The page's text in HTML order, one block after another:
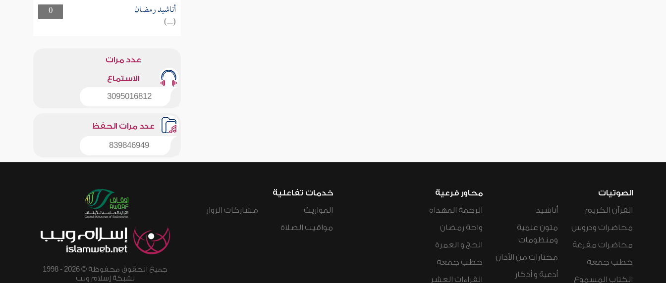
0
أناشيد رمضان
(...)
عدد مرات
الاستماع
3095016812
عدد مرات الحفظ
839846949
الصوتيات
القرآن الكريم
محاضرات ودروس
محاضرات مفرغة
خطب جمعة
الكتاب المسموع
أناشيد
متون علمية
ومنظومات
مختارات من الأذان
أدعية و أذكار
محاور فرعية
الرحمة المهداة
واحة رمضان
الحج و العمرة
خطب جمعة
القراءات العشر
خدمات تفاعلية
المواريث
مواقيت الصلاة
مشاركات الزوار
جميع الحقوق محفوظة © 2026 - 1998
لشبكة إسلام ويب